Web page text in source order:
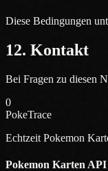
Diese Bedingungen
12. Kontakt
Bei Fragen zu diesen
0
PokeTrace
Echtzeit Pokemon
Pokemon Karten API